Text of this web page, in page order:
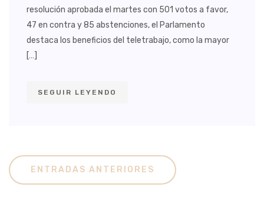
resolución aprobada el martes con 501 votos a favor,
47 en contra y 85 abstenciones, el Parlamento
destaca los beneficios del teletrabajo, como la mayor
[…]
SEGUIR LEYENDO
Navegación
ENTRADAS ANTERIORES